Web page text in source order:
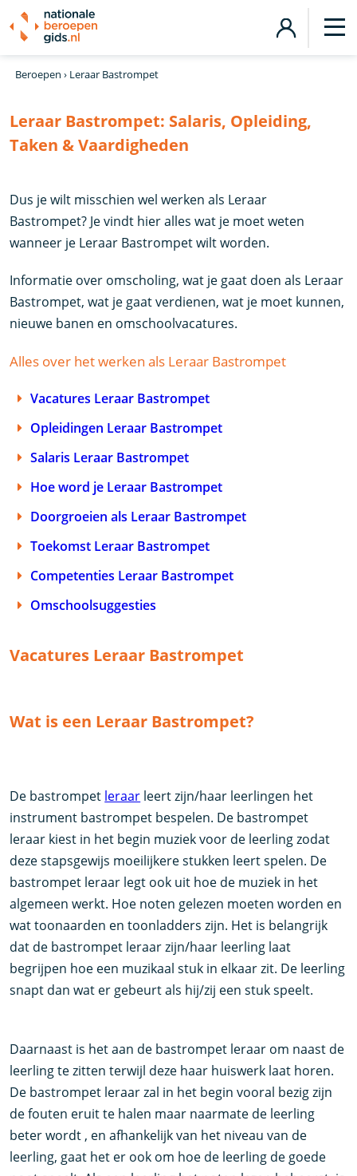
Beroepen › Leraar Bastrompet
Leraar Bastrompet: Salaris, Opleiding,
Taken & Vaardigheden
Dus je wilt misschien wel werken als Leraar
Bastrompet? Je vindt hier alles wat je moet weten
wanneer je Leraar Bastrompet wilt worden.
Informatie over omscholing, wat je gaat doen als Leraar
Bastrompet, wat je gaat verdienen, wat je moet kunnen,
nieuwe banen en omschoolvacatures.
Alles over het werken als Leraar Bastrompet
Vacatures Leraar Bastrompet
Opleidingen Leraar Bastrompet
Salaris Leraar Bastrompet
Hoe word je Leraar Bastrompet
Doorgroeien als Leraar Bastrompet
Toekomst Leraar Bastrompet
Competenties Leraar Bastrompet
Omschoolsuggesties
Vacatures Leraar Bastrompet
Wat is een Leraar Bastrompet?
De bastrompet leraar leert zijn/haar leerlingen het
instrument bastrompet bespelen. De bastrompet
leraar kiest in het begin muziek voor de leerling zodat
deze stapsgewijs moeilijkere stukken leert spelen. De
bastrompet leraar legt ook uit hoe de muziek in het
algemeen werkt. Hoe noten gelezen moeten worden en
wat toonaarden en toonladders zijn. Het is belangrijk
dat de bastrompet leraar zijn/haar leerling laat
begrijpen hoe een muzikaal stuk in elkaar zit. De leerling
snapt dan wat er gebeurt als hij/zij een stuk speelt.
Daarnaast is het aan de bastrompet leraar om naast de
leerling te zitten terwijl deze haar huiswerk laat horen.
De bastrompet leraar zal in het begin vooral bezig zijn
de fouten eruit te halen maar naarmate de leerling
beter wordt , en afhankelijk van het niveau van de
leerling, gaat het er ook om hoe de leerling de goede